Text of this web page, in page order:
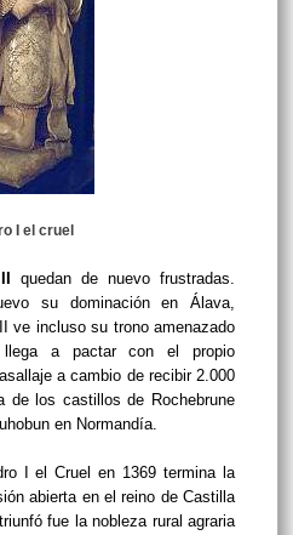
I el cruel
quedan de nuevo frustradas.
su dominación en Álava,
ve incluso su trono amenazado
a pactar con el propio
a cambio de recibir 2.000
de los castillos de Rochebrune
en Normandía.
I el Cruel en 1369 termina la
abierta en el reino de Castilla
fue la nobleza rural agraria